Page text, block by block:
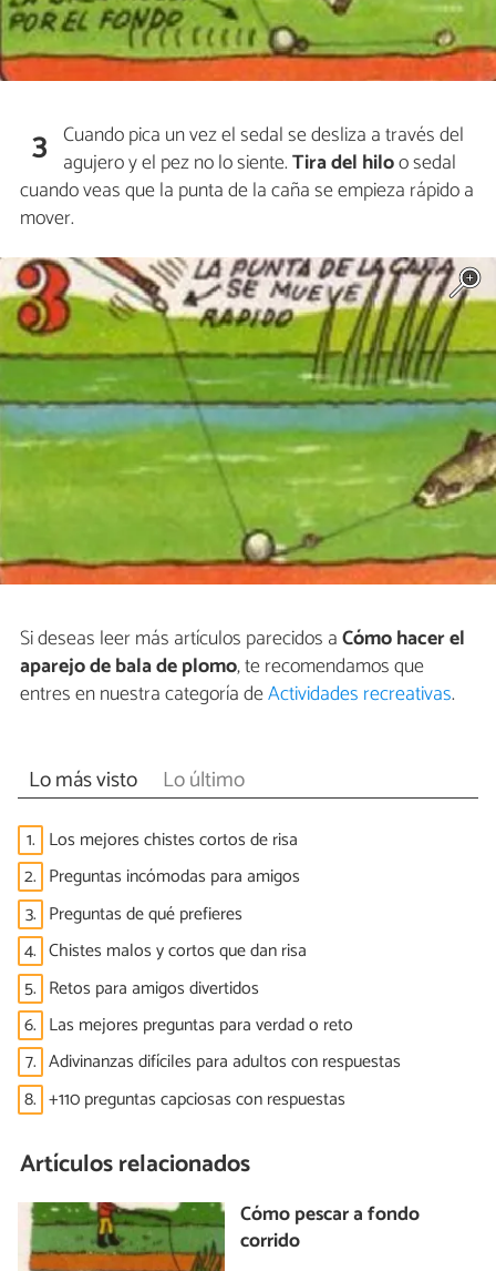
3 Cuando pica un vez el sedal se desliza a través del
agujero y el pez no lo siente.Tira del hiloo sedal
cuando veas que la punta de la caña se empieza rápido a
mover.
Si deseas leer más artículos parecidos aCómo hacer el
aparejo de bala de plomo, te recomendamos que
entres en nuestra categoría deActividades recreativas.
Lo más visto Lo último
1. Los mejores chistes cortos de risa
2. Preguntas incómodas para amigos
3. Preguntas de qué prefieres
4. Chistes malos y cortos que dan risa
5. Retos para amigos divertidos
6. Las mejores preguntas para verdad o reto
7. Adivinanzas difíciles para adultos con respuestas
8. +110 preguntas capciosas con respuestas
Artículos relacionados
Cómo pescar a fondo
corrido